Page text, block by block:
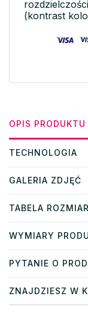
(kontrast
OPIS PRODUKTU
TECHNOLOGIA
GALERIA ZDJĘĆ
TABELA
WYMIARY
PYTANIE O
ZNAJDZIESZ W